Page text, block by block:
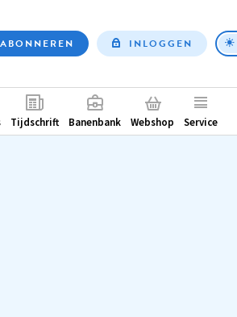
ABONNEREN INLOGGEN
Tijdschrift Banenbank Webshop Service